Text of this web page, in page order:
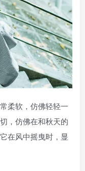
柔软，仿佛轻轻一
，仿佛在和秋天的
在风中摇曳时，显